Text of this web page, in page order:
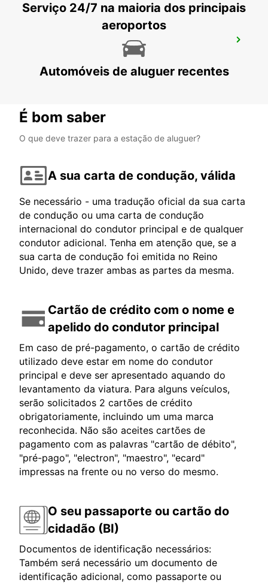
AKUREYRI AEROPORTO
Serviço 24/7 na maioria dos principais
aeroportos
Automóveis de aluguer recentes
É bom saber
O que deve trazer para a estação de aluguer?
A sua carta de condução, válida
Se necessário - uma tradução oficial da sua carta
de condução ou uma carta de condução
internacional do condutor principal e de qualquer
condutor adicional. Tenha em atenção que, se a
sua carta de condução foi emitida no Reino
Unido, deve trazer ambas as partes da mesma.
Cartão de crédito com o nome e
apelido do condutor principal
Em caso de pré-pagamento, o cartão de crédito
utilizado deve estar em nome do condutor
principal e deve ser apresentado aquando do
levantamento da viatura. Para alguns veículos,
serão solicitados 2 cartões de crédito
obrigatoriamente, incluindo um uma marca
reconhecida. Não são aceites cartões de
pagamento com as palavras "cartão de débito",
"pré-pago", "electron", "maestro", "ecard"
impressas na frente ou no verso do mesmo.
O seu passaporte ou cartão do
cidadão (BI)
Documentos de identificação necessários:
Também será necessário um documento de
identificação adicional, como passaporte ou